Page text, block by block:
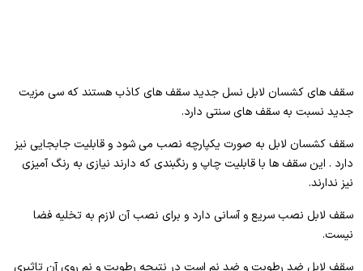
سقف های کشسان لابل نسل جدید سقف های کاذب هستند که سی مزیت
جدید نسبت به سقف های سنتی دارد.
سقف کشسان لابل به صورت یکپارچه نصب می شود و قابلیت جابجایی نیز
دارد . این سقف ها با قابلیت چاپ و رنگبندی که دارند نیازی به رنگ آمیزی
نیز ندارند.
سقف لابل نصب سریع و آسانی دارد و برای نصب آن لازم به تخلیه فضا
نیست.
سقف لابل ضد رطوبت و ضد نم است در نتیجه رطوبت و نم روی آن تاثیری